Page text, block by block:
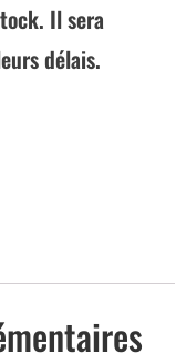
Il sera
délais.